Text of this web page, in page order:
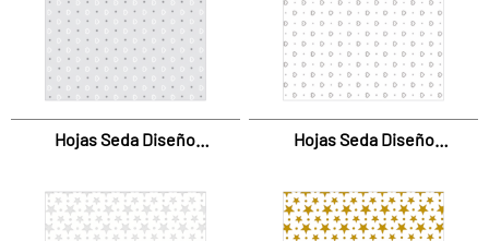
Hojas Seda Diseño
Hojas Seda Diseño